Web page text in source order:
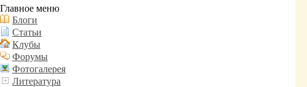
Главное меню
Блоги
Статьи
Клубы
Форумы
Фотогалерея
Литература